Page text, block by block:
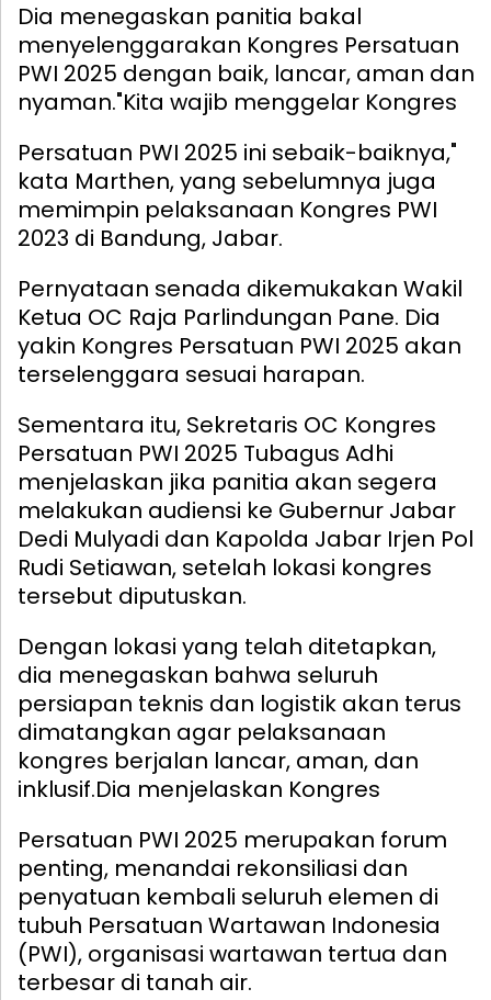
Dia menegaskan panitia bakal
menyelenggarakan Kongres Persatuan
PWI 2025 dengan baik, lancar, aman dan
nyaman."Kita wajib menggelar Kongres
Persatuan PWI 2025 ini sebaik-baiknya,"
kata Marthen, yang sebelumnya juga
memimpin pelaksanaan Kongres PWI
2023 di Bandung, Jabar.
Pernyataan senada dikemukakan Wakil
Ketua OC Raja Parlindungan Pane. Dia
yakin Kongres Persatuan PWI 2025 akan
terselenggara sesuai harapan.
Sementara itu, Sekretaris OC Kongres
Persatuan PWI 2025 Tubagus Adhi
menjelaskan jika panitia akan segera
melakukan audiensi ke Gubernur Jabar
Dedi Mulyadi dan Kapolda Jabar Irjen Pol
Rudi Setiawan, setelah lokasi kongres
tersebut diputuskan.
Dengan lokasi yang telah ditetapkan,
dia menegaskan bahwa seluruh
persiapan teknis dan logistik akan terus
dimatangkan agar pelaksanaan
kongres berjalan lancar, aman, dan
inklusif.Dia menjelaskan Kongres
Persatuan PWI 2025 merupakan forum
penting, menandai rekonsiliasi dan
penyatuan kembali seluruh elemen di
tubuh Persatuan Wartawan Indonesia
(PWI), organisasi wartawan tertua dan
terbesar di tanah air.